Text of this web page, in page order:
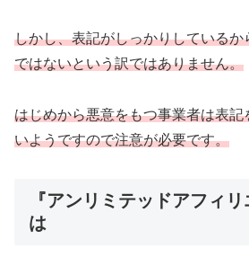
しかし、表記がしっかりしている
ではないという訳ではありません。
はじめから悪意をもつ事業者は表
いようですので注意が必要です。
『アンリミテッドアフィ
は